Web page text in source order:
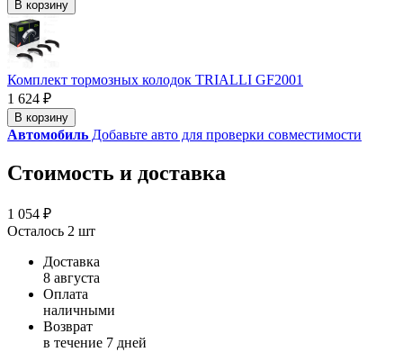
В корзину
Комплект тормозных колодок TRIALLI GF2001
1 624 ₽
В корзину
Автомобиль Добавьте авто для проверки совместимости
Стоимость и доставка
1 054 ₽
Осталось 2 шт
Доставка
8 августа
Оплата
наличными
Возврат
в течение 7 дней